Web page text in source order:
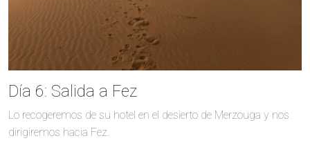
Día 6: Salida a Fez
Lo recogeremos de su hotel en el desierto de Merzouga y nos
dirigiremos hacia Fez.